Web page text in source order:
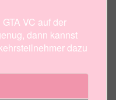
VC auf der
dann kannst
dazu